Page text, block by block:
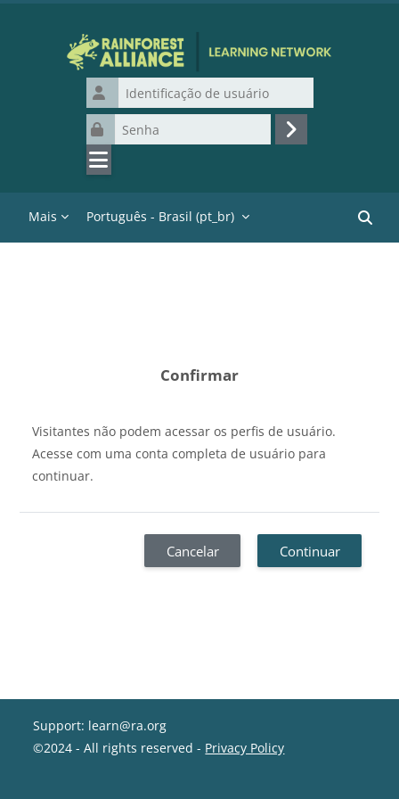
Identificação de usuário
Senha
Acessar
Mais Português - Brasil ‎(pt_br)‎
Confirmar
Visitantes não podem acessar os perfis de usuário.
Acesse com uma conta completa de usuário para
continuar.
Cancelar Continuar
Support: learn@ra.org
©2024 - All rights reserved - Privacy Policy